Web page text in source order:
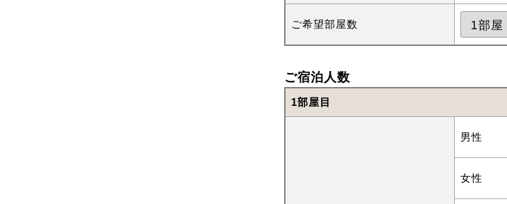
ご希望部屋数
ご宿泊人数
1部屋目
男性
女性